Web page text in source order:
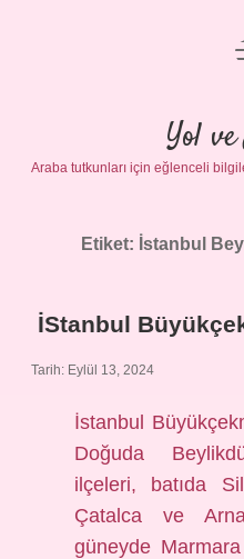
Gizlilik
Yasal
Yol
Araba tutkunları için eğlenceli
Etiket: İstanbul
İStanbul
Tarih: Eylül 13, 2024
İstanbul
Doğuda
ilçeleri, batıda
Çatalca ve
güneyde